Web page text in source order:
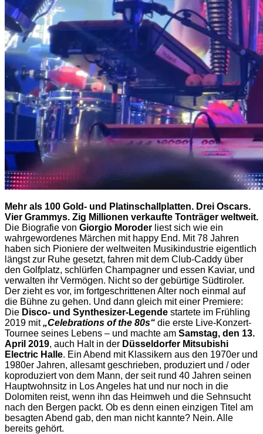
Mehr als 100 Gold- und Platinschallplatten. Drei Oscars.
Vier Grammys. Zig Millionen verkaufte Tonträger weltweit.
Die Biografie von Giorgio Moroder liest sich wie ein
wahrgewordenes Märchen mit happy End. Mit 78 Jahren
haben sich Pioniere der weltweiten Musikindustrie eigentlich
längst zur Ruhe gesetzt, fahren mit dem Club-Caddy über
den Golfplatz, schlürfen Champagner und essen Kaviar, und
verwalten ihr Vermögen. Nicht so der gebürtige Südtiroler.
Der zieht es vor, im fortgeschrittenen Alter noch einmal auf
die Bühne zu gehen. Und dann gleich mit einer Premiere:
Die Disco- und Synthesizer-Legende startete im Frühling
2019 mit„Celebrations of the 80s“ die erste Live-Konzert-
Tournee seines Lebens – und machte am Samstag, den 13.
April 2019, auch Halt in der Düsseldorfer Mitsubishi
Electric Halle. Ein Abend mit Klassikern aus den 1970er und
1980er Jahren, allesamt geschrieben, produziert und / oder
koproduziert von dem Mann, der seit rund 40 Jahren seinen
Hauptwohnsitz in Los Angeles hat und nur noch in die
Dolomiten reist, wenn ihn das Heimweh und die Sehnsucht
nach den Bergen packt. Ob es denn einen einzigen Titel am
besagten Abend gab, den man nicht kannte? Nein. Alle
bereits gehört.